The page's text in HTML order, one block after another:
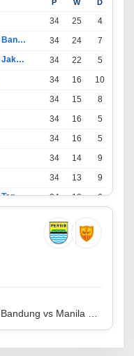
P W D
34 25 4
Persatuan Sepak Bola Indonesia Bandung 34 24 7
Persatuan Sepak Bola Indonesia Jakarta 34 22 5
34 16 10
34 15 8
34 16 5
34 16 5
34 14 9
34 13 9
Persatuan Sepak Bola Indonesia Tangerang 34 13 6
34 11
34 8 10
Persatuan Sepak Bola Indonesia Bandung vs Manila Digger FC